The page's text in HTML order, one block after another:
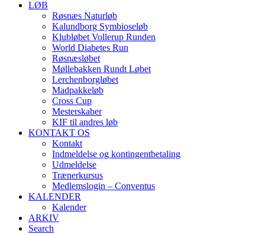
LØB
Røsnæs Naturløb
Kalundborg Symbioseløb
Klubløbet Vollerup Runden
World Diabetes Run
Røsnæsløbet
Møllebakken Rundt Løbet
Lerchenborgløbet
Madpakkeløb
Cross Cup
Mesterskaber
KIF til andres løb
KONTAKT OS
Kontakt
Indmeldelse og kontingentbetaling
Udmeldelse
Trænerkursus
Medlemslogin – Conventus
KALENDER
Kalender
ARKIV
Search